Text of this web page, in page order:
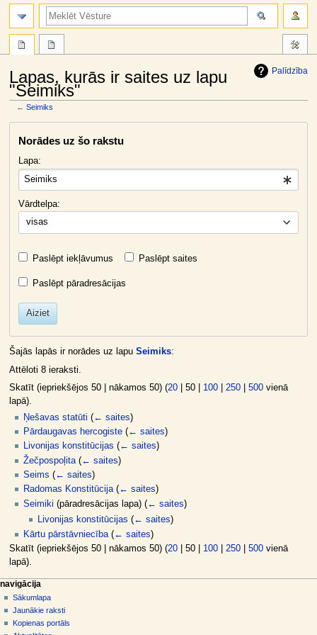
Palīdzība
Lapas, kurās ir saites uz lapu
"Seimiks"
←Seimiks
Norādes uz šo rakstu
Lapa:
Vārdtelpa:
visas
Paslēpt iekļāvumus Paslēpt saites
Paslēpt pāradresācijas
Aiziet
Šajās lapās ir norādes uz lapu Seimiks:
Attēloti 8 ieraksti.
Skatīt (iepriekšējos 50| nākamos 50) (20| 50| 100| 250| 500vienā
lapā).
Ņešavas statūti (← saites)
Pārdaugavas hercogiste (← saites)
Livonijas konstitūcijas (← saites)
Žečpospoļita (← saites)
Seims (← saites)
Radomas Konstitūcija (← saites)
Seimiki (pāradresācijas lapa) (← saites)
Livonijas konstitūcijas (← saites)
Kārtu pārstāvniecība (← saites)
Skatīt (iepriekšējos 50| nākamos 50) (20| 50| 100| 250| 500vienā
lapā).
N
a
v
lapas darbības
raksts
diskusija
skatīt
dalībnieka rīki
pieslēgties
navigācija
Sākumlapa
Jaunākie raksti
Kopienas portāls
meklēt